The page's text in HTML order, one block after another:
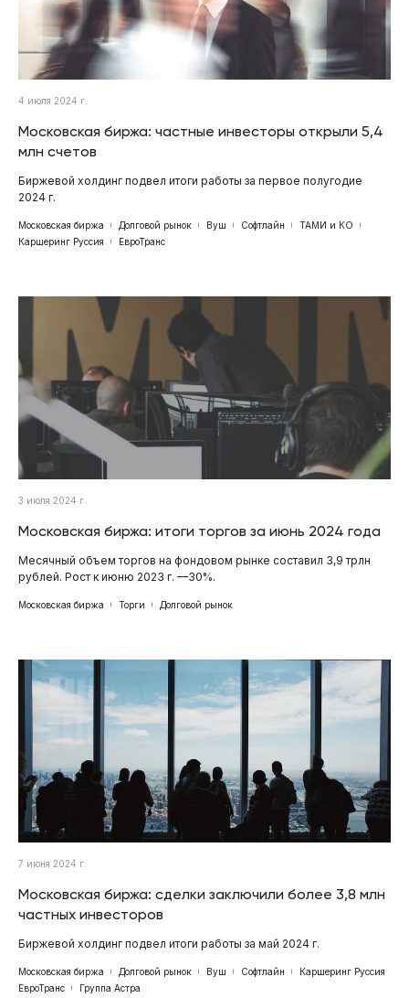
4 июля 2024 г.
Московская биржа: частные инвесторы открыли 5,4
млн счетов
Биржевой холдинг подвел итоги работы за первое полугодие
2024 г.
Московская биржа Долговой рынок Вуш Софтлайн
ТАМИ и КО
Каршеринг Руссия
ЕвроТранс
3 июля 2024 г.
Московская биржа: итоги торгов за июнь 2024 года
Месячный объем торгов на фондовом рынке составил 3,9 трлн
рублей. Рост к июню 2023 г. —30%.
Московская биржа Торги Долговой рынок
7 июня 2024 г.
Московская биржа: сделки заключили более 3,8 млн
частных инвесторов
Биржевой холдинг подвел итоги работы за май 2024 г.
Московская биржа Долговой рынок Вуш Софтлайн
Каршеринг Руссия
ЕвроТранс
Группа Астра